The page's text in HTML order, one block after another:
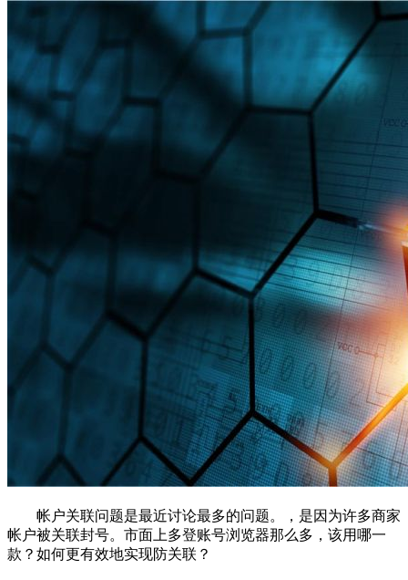
帐户关联问题是最近讨论最多的问题。，是因为许多商家
帐户被关联封号。市面上多登账号浏览器那么多，该用哪一
款？如何更有效地实现防关联？